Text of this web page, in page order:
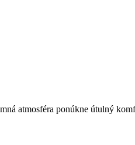
atmosféra ponúkne útulný